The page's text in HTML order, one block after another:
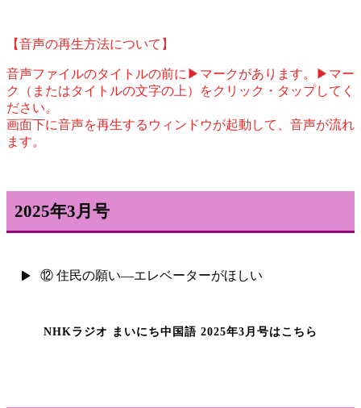
【音声の再生方法について】
音声ファイルのタイトルの前に▶マークがあります。▶マー
ク（またはタイトルの文字の上）をクリック・タップしてく
ださい。
画面下に音声を再生するウィンドウが起動して、音声が流れ
ます。
2025年3月号
⑫ 住民の願い―エレベーターがほしい
NHKラジオ まいにち中国語 2025年3月号はこちら